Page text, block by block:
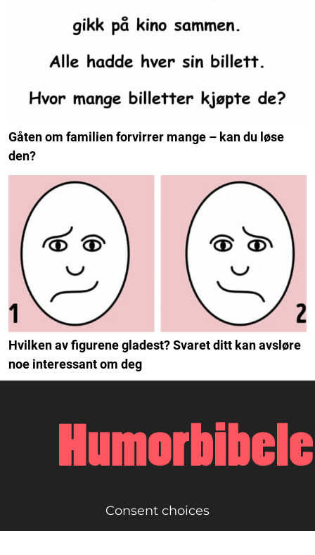
Gåten om familien forvirrer mange – kan du løse
den?
Hvilken av figurene gladest? Svaret ditt kan avsløre
noe interessant om deg
Consent choices